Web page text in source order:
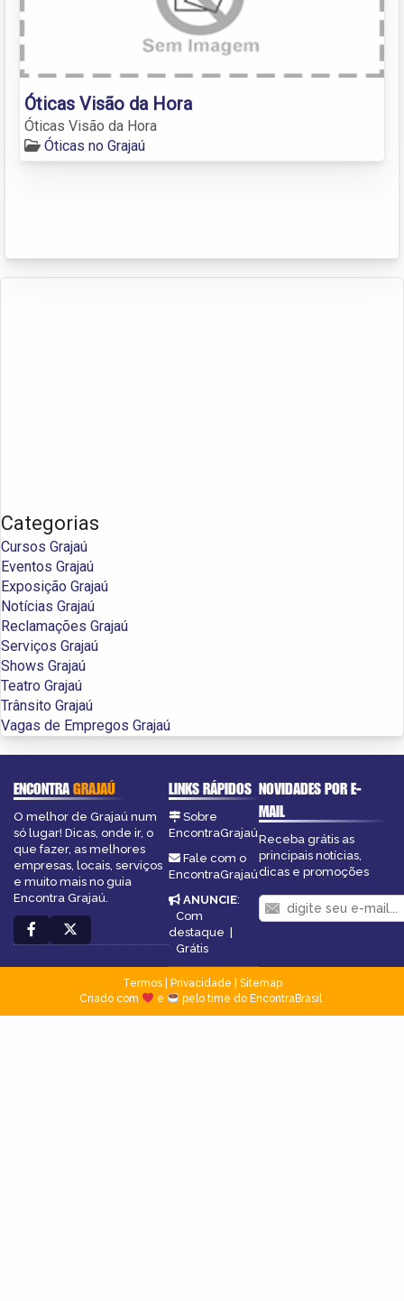
Óticas Visão da Hora
Óticas Visão da Hora
Óticas no Grajaú
Categorias
Cursos Grajaú
Eventos Grajaú
Exposição Grajaú
Notícias Grajaú
Reclamações Grajaú
Serviços Grajaú
Shows Grajaú
Teatro Grajaú
Trânsito Grajaú
Vagas de Empregos Grajaú
ENCONTRAGRAJAÚ
O melhor de Grajaú num
só lugar! Dicas, onde ir, o
que fazer, as melhores
empresas, locais, serviços
e muito mais no guia
Encontra Grajaú.
LINKS RÁPIDOS
Sobre
EncontraGrajaú
Fale com o
EncontraGrajaú
ANUNCIE:
Com
destaque |
Grátis
NOVIDADES POR E-
MAIL
Receba grátis as
principais notícias,
dicas e promoções
Termos| Privacidade
Sitemap
Criado com
e pelo time do EncontraBrasil